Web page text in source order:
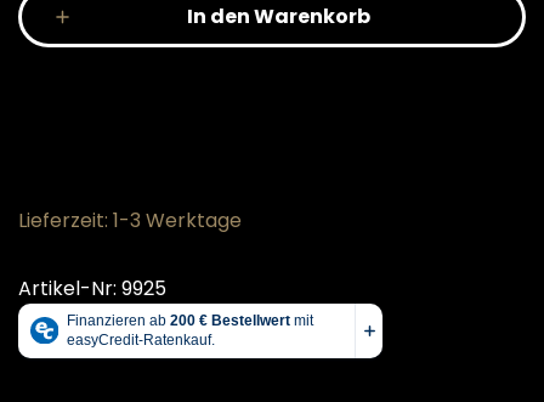
In den Warenkorb
Lieferzeit: 1-3 Werktage
Artikel-Nr: 9925